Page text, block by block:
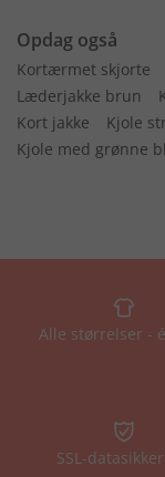
Opdag også
Kortærmet skjorte
Læderjakke brun
Kort jakke
Kjole
Kjole med grønne
Alle størrelser -
SSL-